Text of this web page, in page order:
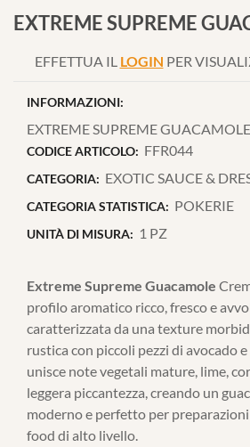
EXTREME SUPREME
EFFETTUA IL LOGIN PER
INFORMAZIONI:
EXTREME SUPREME
CODICE ARTICOLO: FFR044
CATEGORIA: EXOTIC SAUCE &
CATEGORIA STATISTICA: POKERIE
UNITÀ DI MISURA: 1 PZ
Extreme Supreme Guacamole
profilo aromatico ricco, fresco e
caratterizzata da una texture
rustica con piccoli pezzi di avocado
unisce note vegetali mature, lime,
leggera piccantezza, creando un
moderno e perfetto per
food di alto livello.